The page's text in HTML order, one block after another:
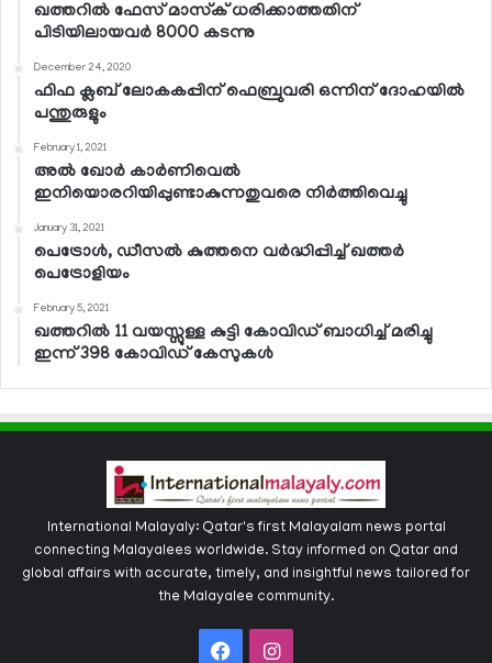
ഖത്തറില്‍ ഫേസ് മാസ്‌ക് ധരിക്കാത്തതിന്
പിടിയിലായവര്‍ 8000 കടന്നു
December 24, 2020
ഫിഫ ക്ലബ് ലോകകപ്പിന് ഫെബ്രുവരി ഒന്നിന് ദോഹയില്‍
പന്തുരുളും
February 1, 2021
അല്‍ ഖോര്‍ കാര്‍ണിവെല്‍
ഇനിയൊരറിയിപ്പുണ്ടാകുന്നതുവരെ നിര്‍ത്തിവെച്ചു
January 31, 2021
പെട്രോള്‍, ഡീസല്‍ കുത്തനെ വര്‍ദ്ധിപ്പിച്ച് ഖത്തര്‍
പെട്രോളിയം
February 5, 2021
ഖത്തറില്‍ 11 വയസ്സുള്ള കുട്ടി കോവിഡ് ബാധിച്ച് മരിച്ചു
ഇന്ന് 398 കോവിഡ് കേസുകള്‍
International Malayaly: Qatar's first Malayalam news portal
connecting Malayalees worldwide. Stay informed on Qatar and
global affairs with accurate, timely, and insightful news tailored for
the Malayalee community.
FacebookInstagram